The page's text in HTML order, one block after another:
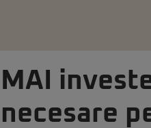
MAI
necesare